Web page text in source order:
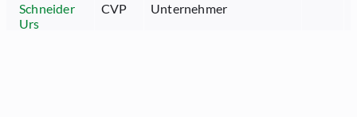
Schneider
Urs
CVP Unternehmer